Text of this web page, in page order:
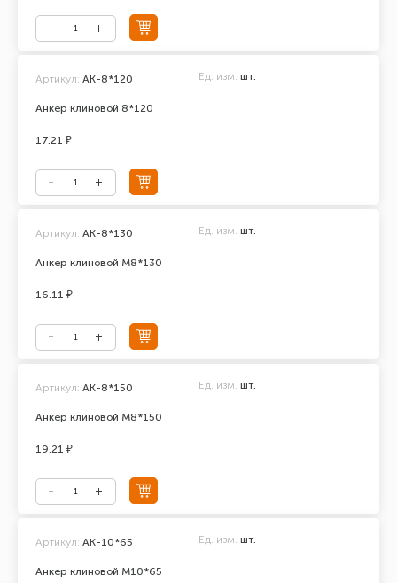
Анкер клиновой 8*120
Артикул: АК-8*120 Ед. изм. шт.
17.21 ₽
Анкер клиновой М8*130
Артикул: АК-8*130 Ед. изм. шт.
16.11 ₽
Анкер клиновой М8*150
Артикул: АК-8*150 Ед. изм. шт.
19.21 ₽
Анкер клиновой М10*65
Артикул: АК-10*65 Ед. изм. шт.